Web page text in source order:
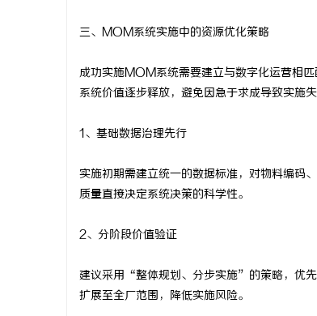
三、MOM系统实施中的资源优化策略
成功实施MOM系统需要建立与数字化运营相
系统价值逐步释放，避免因急于求成导致实施失
1、基础数据治理先行
实施初期需建立统一的数据标准，对物料编码
质量直接决定系统决策的科学性。
2、分阶段价值验证
建议采用“整体规划、分步实施”的策略，优
扩展至全厂范围，降低实施风险。